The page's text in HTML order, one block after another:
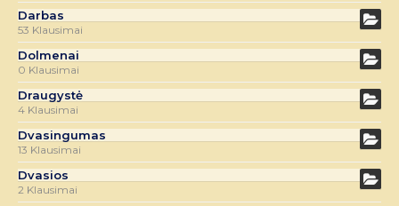
Darbas
53 Klausimai
Dolmenai
0 Klausimai
Draugystė
4 Klausimai
Dvasingumas
13 Klausimai
Dvasios
2 Klausimai